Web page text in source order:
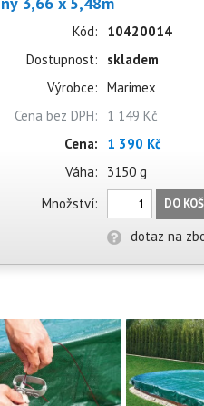
Kód:
10420014
Dostupnost:
skladem
Výrobce: Marimex
Cena bez DPH:
1 149 Kč
Cena:
1 390 Kč
Váha:
3150 g
Množství:
DO
dotaz na